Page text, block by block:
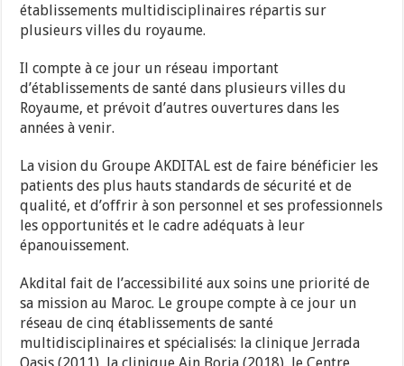
établissements multidisciplinaires répartis sur
plusieurs villes du royaume.
Il compte à ce jour un réseau important
d’établissements de santé dans plusieurs villes du
Royaume, et prévoit d’autres ouvertures dans les
années à venir.
La vision du Groupe AKDITAL est de faire bénéficier les
patients des plus hauts standards de sécurité et de
qualité, et d’offrir à son personnel et ses professionnels
les opportunités et le cadre adéquats à leur
épanouissement.
Akdital fait de l’accessibilité aux soins une priorité de
sa mission au Maroc. Le groupe compte à ce jour un
réseau de cinq établissements de santé
multidisciplinaires et spécialisés: la clinique Jerrada